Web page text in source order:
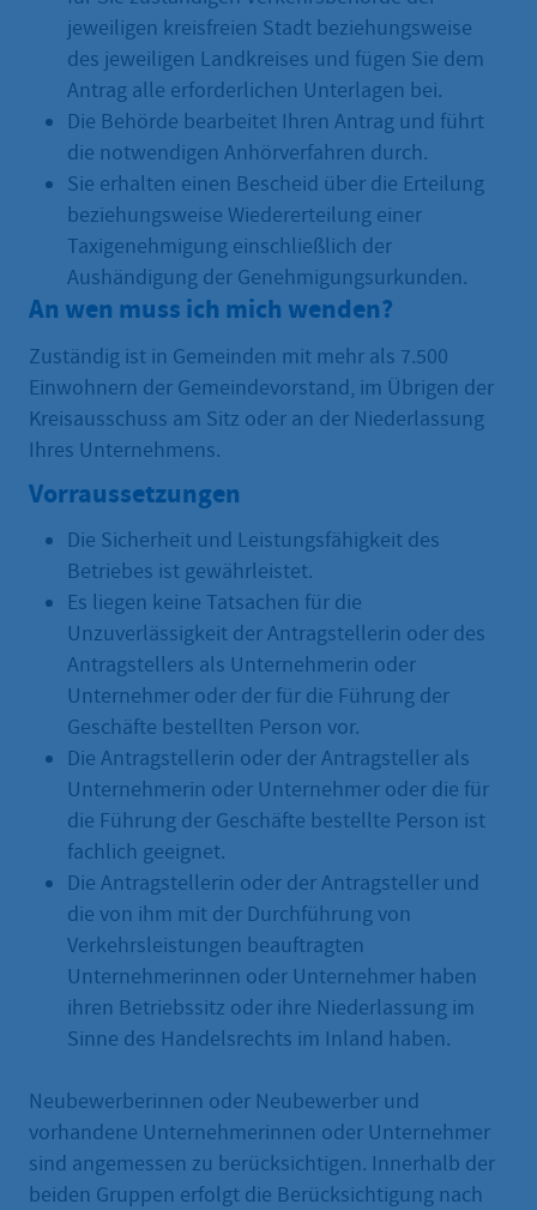
jeweiligen kreisfreien Stadt beziehungsweise
des jeweiligen Landkreises und fügen Sie dem
Antrag alle erforderlichen Unterlagen bei.
Die Behörde bearbeitet Ihren Antrag und führt
die notwendigen Anhörverfahren durch.
Sie erhalten einen Bescheid über die Erteilung
beziehungsweise Wiedererteilung einer
Taxigenehmigung einschließlich der
Aushändigung der Genehmigungsurkunden.
An wen muss ich mich wenden?
Zuständig ist in Gemeinden mit mehr als 7.500
Einwohnern der Gemeindevorstand, im Übrigen der
Kreisausschuss am Sitz oder an der Niederlassung
Ihres Unternehmens.
Vorraussetzungen
Die Sicherheit und Leistungsfähigkeit des
Betriebes ist gewährleistet.
Es liegen keine Tatsachen für die
Unzuverlässigkeit der Antragstellerin oder des
Antragstellers als Unternehmerin oder
Unternehmer oder der für die Führung der
Geschäfte bestellten Person vor.
Die Antragstellerin oder der Antragsteller als
Unternehmerin oder Unternehmer oder die für
die Führung der Geschäfte bestellte Person ist
fachlich geeignet.
Die Antragstellerin oder der Antragsteller und
die von ihm mit der Durchführung von
Verkehrsleistungen beauftragten
Unternehmerinnen oder Unternehmer haben
ihren Betriebssitz oder ihre Niederlassung im
Sinne des Handelsrechts im Inland haben.
Neubewerberinnen oder Neubewerber und
vorhandene Unternehmerinnen oder Unternehmer
sind angemessen zu berücksichtigen. Innerhalb der
beiden Gruppen erfolgt die Berücksichtigung nach